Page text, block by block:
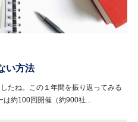
い方法
たね。この１年間を振り返ってみる
約100回開催（約900社...